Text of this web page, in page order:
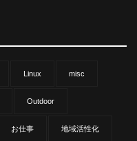
Linux misc
Outdoor
お仕事 地域活性化